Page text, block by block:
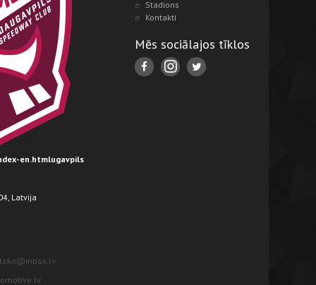
en.htmlugavpils
Latvija
Stadions
Kontakti
Mēs sociālajos tīklos